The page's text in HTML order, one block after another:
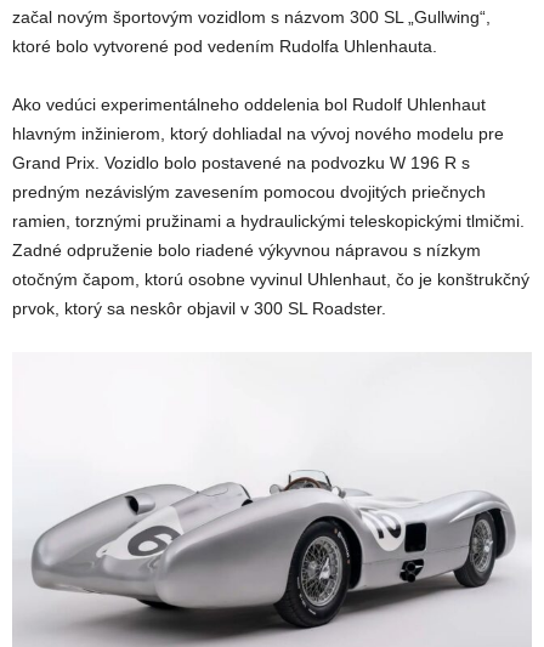
začal novým športovým vozidlom s názvom 300 SL „Gullwing“,
ktoré bolo vytvorené pod vedením Rudolfa Uhlenhauta.
Ako vedúci experimentálneho oddelenia bol Rudolf Uhlenhaut
hlavným inžinierom, ktorý dohliadal na vývoj nového modelu pre
Grand Prix. Vozidlo bolo postavené na podvozku W 196 R s
predným nezávislým zavesením pomocou dvojitých priečnych
ramien, torznými pružinami a hydraulickými teleskopickými tlmičmi.
Zadné odpruženie bolo riadené výkyvnou nápravou s nízkym
otočným čapom, ktorú osobne vyvinul Uhlenhaut, čo je konštrukčný
prvok, ktorý sa neskôr objavil v 300 SL Roadster.